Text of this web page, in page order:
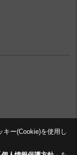
キー(Cookie)を使用し